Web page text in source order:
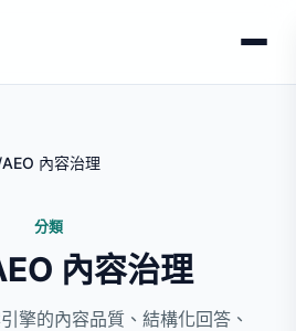
內容治理
分類
內容治理
擎的內容品質、結構化回答、